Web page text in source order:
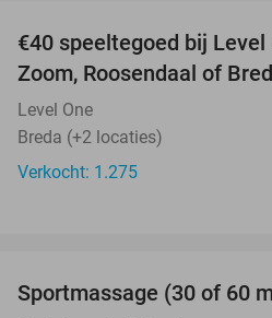
€40 speeltegoed bij Level
Zoom, Roosendaal of
Level One
Breda (+2 locaties)
Verkocht: 1.275
Sportmassage (30 of 60